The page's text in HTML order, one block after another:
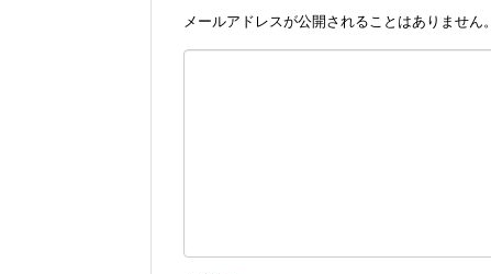
メールアドレスが公開されることはありません。